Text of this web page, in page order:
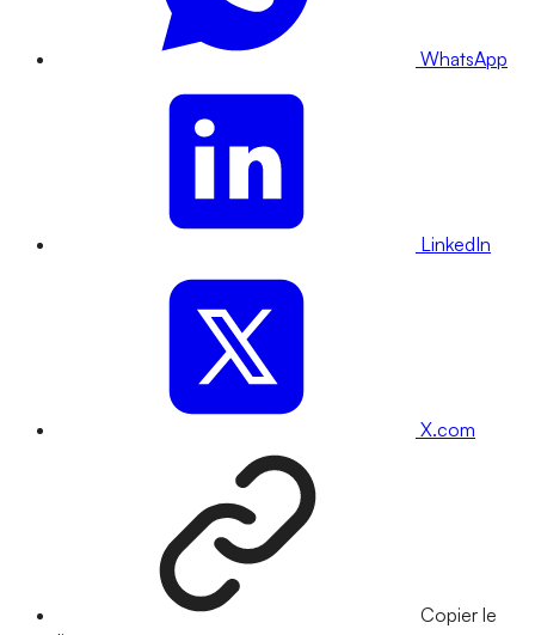
WhatsApp
LinkedIn
X.com
Copier le